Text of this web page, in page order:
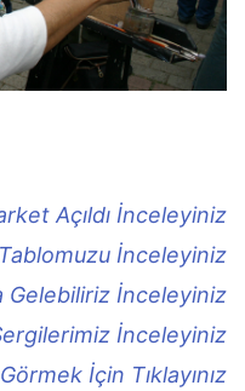
Açıldı İnceleyiniz
İnceleyiniz
Gelebiliriz İnceleyiniz
İnceleyiniz
İçin Tıklayınız